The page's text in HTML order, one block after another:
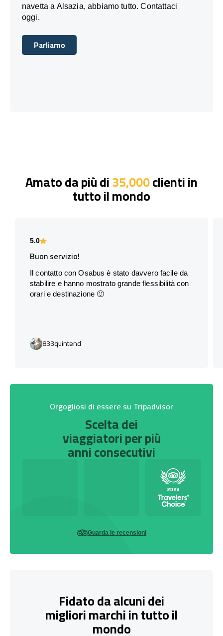
navetta a Alsazia, abbiamo tutto. Contattaci
oggi.
Parliamo
Parliamo
Amato da più di35,000clienti in
tutto il mondo
5.0
Buon servizio!
Il contatto con Osabus è stato davvero facile da
stabilire e hanno mostrato grande flessibilità con
orari e destinazione 🙂
833quintend
Orgogliosi di essere su Tripadvisor
Scelta dei
viaggiatori per più
anni consecutivi
Guarda le recensioni
Fidato da alcuni dei
migliori marchi in tutto il
mondo